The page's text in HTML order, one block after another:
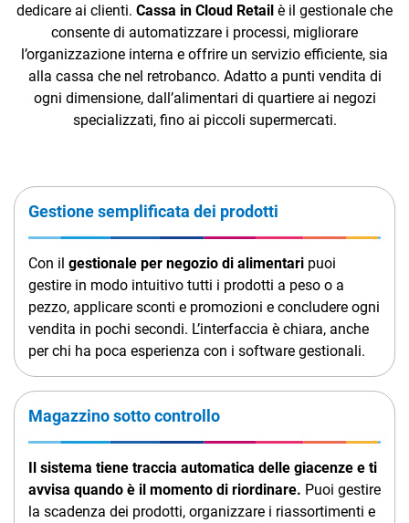
TeamSystem Corporate
TeamSystem Store
dedicare ai clienti. Cassa in Cloud Retail è il gestionale che
consente di automatizzare i processi, migliorare
l’organizzazione interna e offrire un servizio efficiente, sia
alla cassa che nel retrobanco. Adatto a punti vendita di
ogni dimensione, dall’alimentari di quartiere ai negozi
specializzati, fino ai piccoli supermercati.
Gestione semplificata dei prodotti
Con il gestionale per negozio di alimentari puoi
gestire in modo intuitivo tutti i prodotti a peso o a
pezzo, applicare sconti e promozioni e concludere ogni
vendita in pochi secondi. L’interfaccia è chiara, anche
per chi ha poca esperienza con i software gestionali.
Magazzino sotto controllo
Il sistema tiene traccia automatica delle giacenze e ti
avvisa quando è il momento di riordinare. Puoi gestire
la scadenza dei prodotti, organizzare i riassortimenti e